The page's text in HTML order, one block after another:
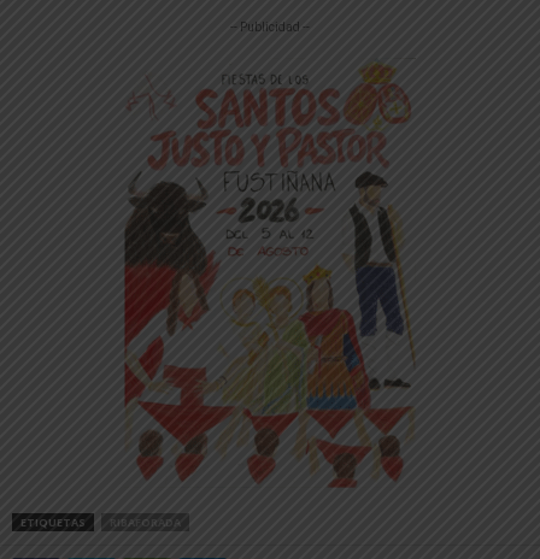
-- Publicidad --
ETIQUETAS RIBAFORADA